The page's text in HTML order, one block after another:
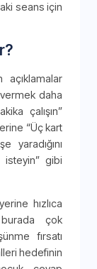
seans için
açıklamalar
daha
çalışın”
“Üç kart
yaradığını
isteyin” gibi
hızlıca
çok
fırsatı
hedefinin